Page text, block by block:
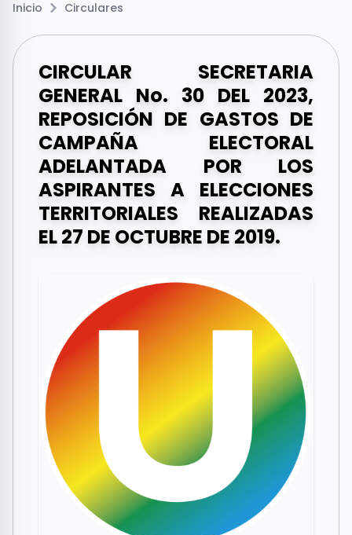
Inicio Circulares
CIRCULAR SECRETARIA
GENERAL No. 30 DEL 2023,
REPOSICIÓN DE GASTOS DE
CAMPAÑA ELECTORAL
ADELANTADA POR LOS
ASPIRANTES A ELECCIONES
TERRITORIALES REALIZADAS
EL 27 DE OCTUBRE DE 2019.